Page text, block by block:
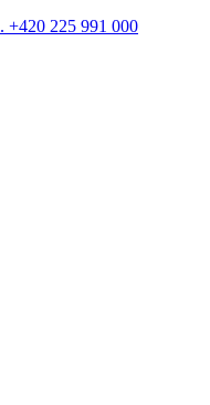
+420 225 991 000